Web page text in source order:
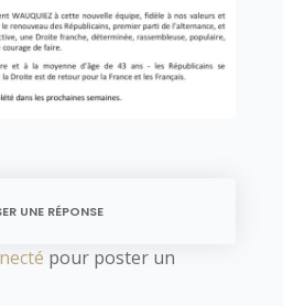
UNE RÉPONSE
pour poster un